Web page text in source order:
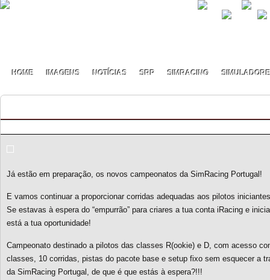
HOME IMAGENS NOTÍCIAS SRP SIMRACING
Já estão em preparação, os novos campeonatos da SimRacing Portugal!
E vamos continuar a proporcionar corridas adequadas aos pilotos
Se estavas à espera do “empurrão” para criares a tua conta iRacing e
está a tua oportunidade!
Campeonato destinado a pilotos das classes R(ookie) e D, com acesso
classes, 10 corridas, pistas do pacote base e setup fixo sem esquecer a
da SimRacing Portugal, de que é que estás à espera?!!!